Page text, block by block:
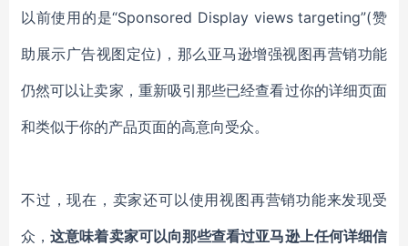
以前使用的是“Sponsored Display views targeting”(赞
助展示广告视图定位)，那么亚马逊增强视图再营销功能
仍然可以让卖家，重新吸引那些已经查看过你的详细页面
和类似于你的产品页面的高意向受众。
不过，现在，卖家还可以使用视图再营销功能来发现受
众，这意味着卖家可以向那些查看过亚马逊上任何详细信